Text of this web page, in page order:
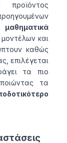
και
καθώς
επιλέγεται
τα πιο
τα